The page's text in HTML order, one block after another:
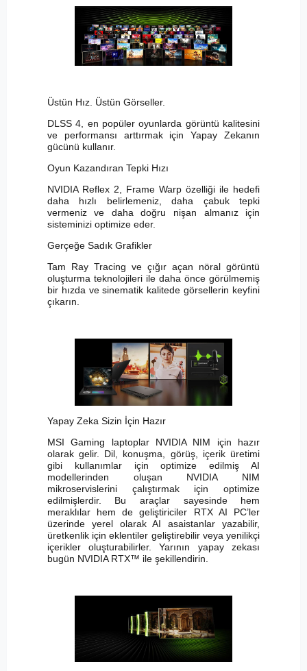
Üstün Hız. Üstün Görseller.
DLSS 4, en popüler oyunlarda görüntü kalitesini
ve performansı arttırmak için Yapay Zekanın
gücünü kullanır.
Oyun Kazandıran Tepki Hızı
NVIDIA Reflex 2, Frame Warp özelliği ile hedefi
daha hızlı belirlemeniz, daha çabuk tepki
vermeniz ve daha doğru nişan almanız için
sisteminizi optimize eder.
Gerçeğe Sadık Grafikler
Tam Ray Tracing ve çığır açan nöral görüntü
oluşturma teknolojileri ile daha önce görülmemiş
bir hızda ve sinematik kalitede görsellerin keyfini
çıkarın.
Yapay Zeka Sizin İçin Hazır
MSI Gaming laptoplar NVIDIA NIM için hazır
olarak gelir. Dil, konuşma, görüş, içerik üretimi
gibi kullanımlar için optimize edilmiş AI
modellerinden oluşan NVIDIA NIM
mikroservislerini çalıştırmak için optimize
edilmişlerdir. Bu araçlar sayesinde hem
meraklılar hem de geliştiriciler RTX AI PC’ler
üzerinde yerel olarak AI asaistanlar yazabilir,
üretkenlik için eklentiler geliştirebilir veya yenilikçi
içerikler oluşturabilirler. Yarının yapay zekası
bugün NVIDIA RTX™ ile şekillendirin.